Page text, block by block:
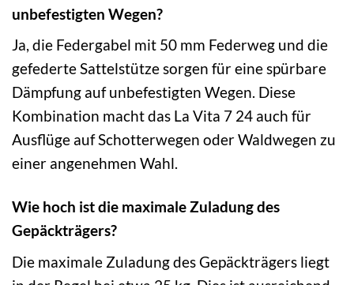
unbefestigten Wegen?
Ja, die Federgabel mit 50 mm Federweg und die
gefederte Sattelstütze sorgen für eine spürbare
Dämpfung auf unbefestigten Wegen. Diese
Kombination macht das La Vita 7 24 auch für
Ausflüge auf Schotterwegen oder Waldwegen zu
einer angenehmen Wahl.
Wie hoch ist die maximale Zuladung des
Gepäckträgers?
Die maximale Zuladung des Gepäckträgers liegt